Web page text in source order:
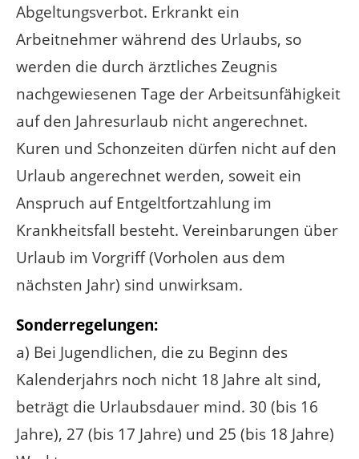
Abgeltungsverbot. Erkrankt ein
Arbeitnehmer während des Urlaubs, so
werden die durch ärztliches Zeugnis
nachgewiesenen Tage der Arbeitsunfähigkeit
auf den Jahresurlaub nicht angerechnet.
Kuren und Schonzeiten dürfen nicht auf den
Urlaub angerechnet werden, soweit ein
Anspruch auf Entgeltfortzahlung im
Krankheitsfall besteht. Vereinbarungen über
Urlaub im Vorgriff (Vorholen aus dem
nächsten Jahr) sind unwirksam.
Sonderregelungen:
a) Bei Jugendlichen, die zu Beginn des
Kalenderjahrs noch nicht 18 Jahre alt sind,
beträgt die Urlaubsdauer mind. 30 (bis 16
Jahre), 27 (bis 17 Jahre) und 25 (bis 18 Jahre)